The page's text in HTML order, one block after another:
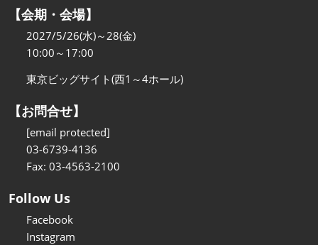
【会期・会場】
2027/5/26(水)～28(金)
10:00～17:00
東京ビッグサイト(西1～4ホール)
【お問合せ】
[email protected]
03-6739-4136
Fax: 03-4563-2100
Follow Us
Facebook
Instagram